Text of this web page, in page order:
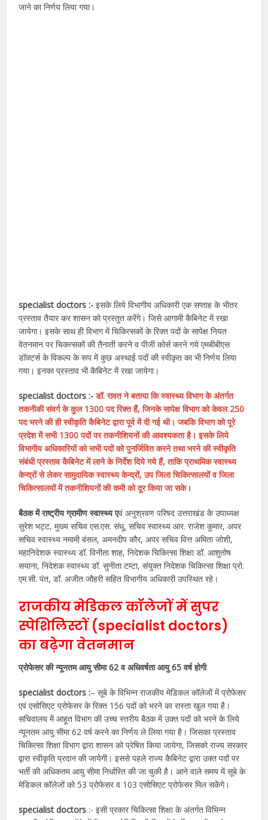
जाने का निर्णय लिया गया।
specialist doctors :- इसके लिये विभागीय अधिकारी एक सप्ताह के भीतर
प्रस्ताव तैयार कर शासन को प्रस्तुत करेंगे। जिसे आगामी कैबिनेट में रखा
जायेगा। इसके साथ ही विभाग में चिकित्सकों के रिक्त पदों के सापेक्ष नियत
वेतनमान पर चिकत्सकों की तैनाती करने व पीजी कोर्स करने गये एमबीबीएस
डॉक्टर्स के विकल्प के रूप में कुछ अस्थाई पदों की स्वीकृत का भी निर्णय लिया
गया। इनका प्रस्ताव भी कैबिनेट में रखा जायेगा।
specialist doctors :- डॉ. रावत ने बताया कि स्वास्थ्य विभाग के अंतर्गत
तकनीकी संवर्ग के कुल 1300 पद रिक्त हैं, जिनके सापेक्ष विभाग को केवल 250
पद भरने की ही स्वीकृति कैबिनेट द्वारा पूर्व में दी गई थी। जबकि विभाग को पूरे
प्रदेश में सभी 1300 पदों पर तकनीशियनों की आवश्यकता है। इसके लिये
विभागीय अधिकारियों को सभी पदों को पुनर्जिवित करने तथा भरने की स्वीकृति
संबंधी प्रस्ताव कैबिनेट में लाने के निर्देश दिये गये हैं, ताकि प्राथमिक स्वास्थ्य
केन्द्रों से लेकर सामुदायिक स्वास्थ्य केन्द्रों, उप जिला चिकित्सालयों व जिला
चिकित्सालयों में तकनीशियनों की कमी को दूर किया जा सके।
बैठक में राष्ट्रीय ग्रामीण स्वास्थ्य एवं अनुश्रवण परिषद उत्तराखंड के उपाध्यक्ष
सुरेश भट्ट, मुख्य सचिव एस.एस. संधू, सचिव स्वास्थ्य आर. राजेश कुमार, अपर
सचिव स्वास्थ्य नमामी बंसल, अमनदीप कौर, अपर सचिव वित्त अमिता जोशी,
महानिदेशक स्वास्थ्य डॉ. विनीता शाह, निदेशक चिकित्सा शिक्षा डॉ. आशुतोष
सयाना, निदेशक स्वास्थ्य डॉ. सुनीता टम्टा, संयुक्त निदेशक चिकित्सा शिक्षा प्रो.
एम.सी. पंत, डॉ. अजीत जौहरी सहित विभागीय अधिकारी उपस्थित रहे।
राजकीय मेडिकल कॉलेजों में सुपर
स्पेशिलिस्टों (specialist doctors)
का बढ़ेगा वेतनमान
प्रोफेसर की न्यूनतम आयु सीमा 62 व अधिवर्षता आयु 65 वर्ष होगी
specialist doctors :– सूबे के विभिन्न राजकीय मेडिकल कॉलेजों में प्रोफेसर
एवं एसोसिएट प्रोफेसर के रिक्त 156 पदों को भरने का रास्ता खुल गया है।
सचिवालय में आहूत विभाग की उच्च स्तरीय बैठक में उक्त पदों को भरने के लिये
न्यूनतम आयु सीमा 62 वर्ष करने का निर्णय ले लिया गया है। जिसका प्रस्ताव
चिकित्सा शिक्षा विभाग द्वारा शासन को प्रेषित किया जायेगा, जिसको राज्य सरकार
द्वारा स्वीकृति प्रदान की जायेगी। इससे पहले राज्य कैबिनेट द्वारा उक्त पदों पर
भर्ती की अधिकतम आयु सीमा निर्धारित की जा चुकी है। आने वाले समय में सूबे के
मेडिकल कॉलेजों को 53 प्रोफेसर व 103 एसोसिएट प्रोफेसर मिल सकेंगे।
specialist doctors :- इसी प्रकार चिकित्सा शिक्षा के अंतर्गत विभिन्न